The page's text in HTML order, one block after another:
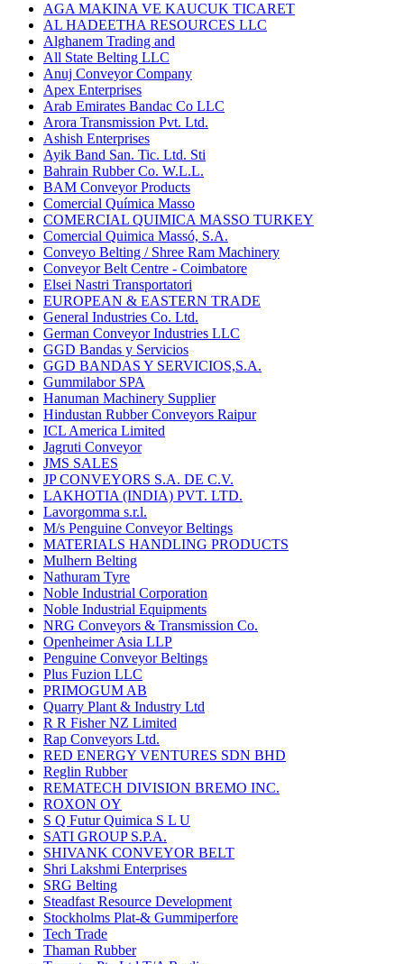
AGA MAKINA VE KAUCUK TICARET
AL HADEETHA RESOURCES LLC
Alghanem Trading and
All State Belting LLC
Anuj Conveyor Company
Apex Enterprises
Arab Emirates Bandac Co LLC
Arora Transmission Pvt. Ltd.
Ashish Enterprises
Ayik Band San. Tic. Ltd. Sti
Bahrain Rubber Co. W.L.L.
BAM Conveyor Products
Comercial Química Masso
COMERCIAL QUIMICA MASSO TURKEY
Comercial Quimica Massó, S.A.
Conveyo Belting / Shree Ram Machinery
Conveyor Belt Centre - Coimbatore
Elsei Nastri Transportatori
EUROPEAN & EASTERN TRADE
General Industries Co. Ltd.
German Conveyor Industries LLC
GGD Bandas y Servicios
GGD BANDAS Y SERVICIOS,S.A.
Gummilabor SPA
Hanuman Machinery Supplier
Hindustan Rubber Conveyors Raipur
ICL America Limited
Jagruti Conveyor
JMS SALES
JP CONVEYORS S.A. DE C.V.
LAKHOTIA (INDIA) PVT. LTD.
Lavorgomma s.r.l.
M/s Penguine Conveyor Beltings
MATERIALS HANDLING PRODUCTS
Mulhern Belting
Nathuram Tyre
Noble Industrial Corporation
Noble Industrial Equipments
NRG Conveyors & Transmission Co.
Openheimer Asia LLP
Penguine Conveyor Beltings
Plus Fuzion LLC
PRIMOGUM AB
Quarry Plant & Industry Ltd
R R Fisher NZ Limited
Rap Conveyors Ltd.
RED ENERGY VENTURES SDN BHD
Reglin Rubber
REMATECH DIVISION BREMO INC.
ROXON OY
S Q Futur Quimica S L U
SATI GROUP S.P.A.
SHIVANK CONVEYOR BELT
Shri Lakshmi Enterprises
SRG Belting
Steadfast Resource Development
Stockholms Plat-& Gummiperfore
Tech Trade
Thaman Rubber